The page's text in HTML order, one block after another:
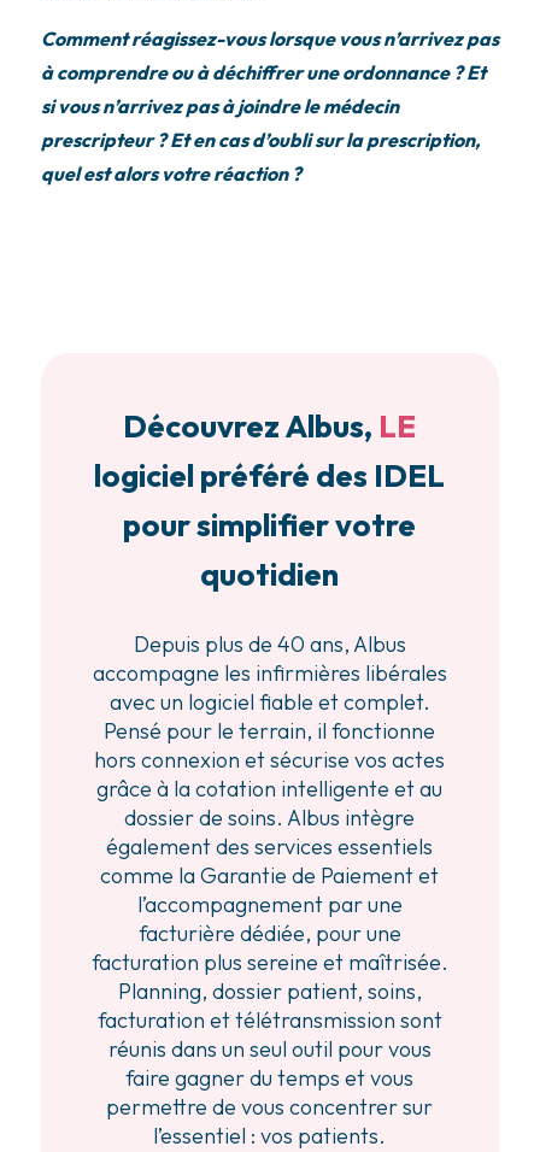
Comment réagissez-vous lorsque vous n’arrivez pas
à comprendre ou à déchiffrer une ordonnance ? Et
si vous n’arrivez pas à joindre le médecin
prescripteur ? Et en cas d’oubli sur la prescription,
quel est alors votre réaction ?
Découvrez Albus, LE
logiciel préféré des IDEL
pour simplifier votre
quotidien
Depuis plus de 40 ans, Albus
accompagne les infirmières libérales
avec un logiciel fiable et complet.
Pensé pour le terrain, il fonctionne
hors connexion et sécurise vos actes
grâce à la cotation intelligente et au
dossier de soins. Albus intègre
également des services essentiels
comme la Garantie de Paiement et
l’accompagnement par une
facturière dédiée, pour une
facturation plus sereine et maîtrisée.
Planning, dossier patient, soins,
facturation et télétransmission sont
réunis dans un seul outil pour vous
faire gagner du temps et vous
permettre de vous concentrer sur
l’essentiel : vos patients.